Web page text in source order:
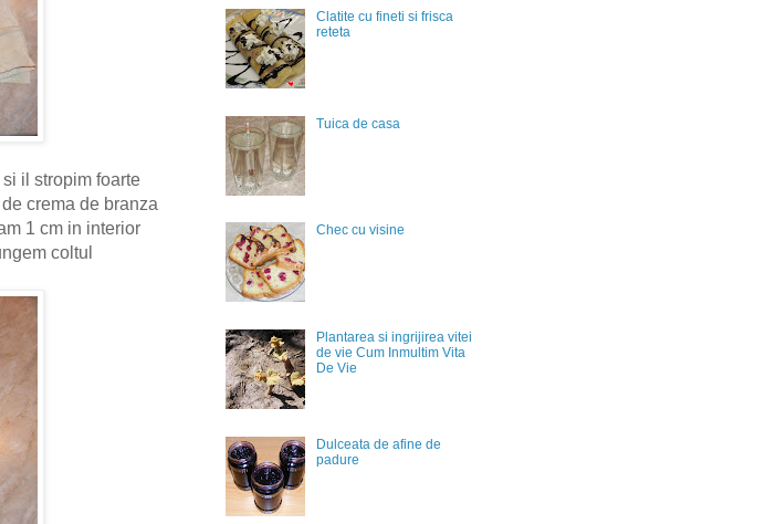
il stropim foarte
crema de branza
1 cm in interior
coltul
Clatite cu fineti si frisca
reteta
Tuica de casa
Chec cu visine
Plantarea si ingrijirea vitei
de vie Cum Inmultim Vita
De Vie
Dulceata de afine de
padure